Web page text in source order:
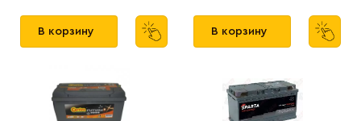
В корзину В корзину